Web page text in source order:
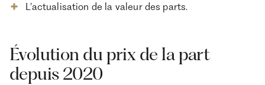
L’actualisation de la valeur des parts.
Évolution du prix de la part
depuis 2020